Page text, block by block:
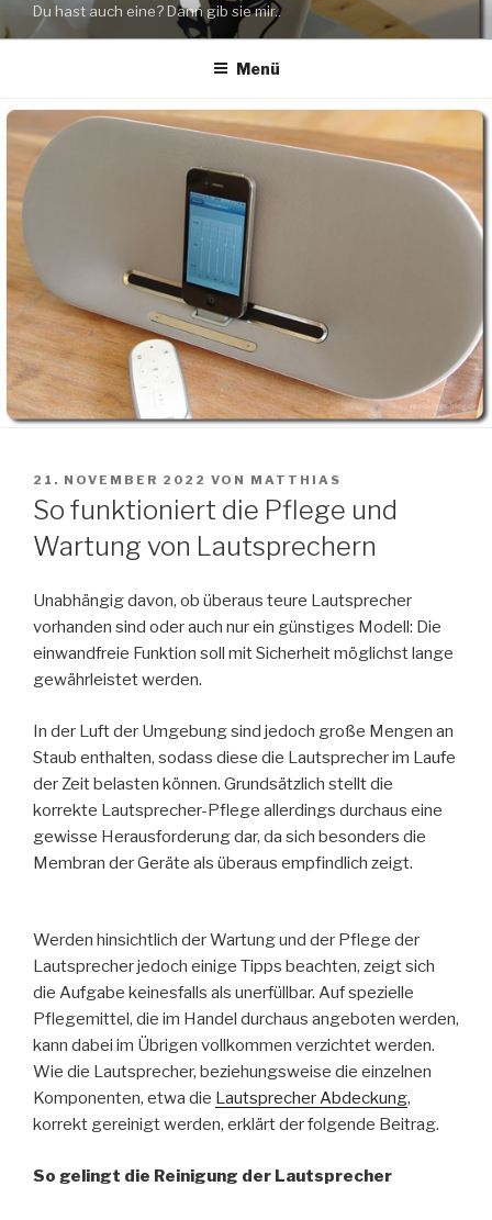
springenDu hast auch eine? Dann gib sie mir..
Menü
VERÖFFENTLICHT
AM
21. NOVEMBER 2022 VON MATTHIAS
So funktioniert die Pflege und
Wartung von Lautsprechern
Unabhängig davon, ob überaus teure Lautsprecher
vorhanden sind oder auch nur ein günstiges Modell: Die
einwandfreie Funktion soll mit Sicherheit möglichst lange
gewährleistet werden.
In der Luft der Umgebung sind jedoch große Mengen an
Staub enthalten, sodass diese die Lautsprecher im Laufe
der Zeit belasten können. Grundsätzlich stellt die
korrekte Lautsprecher-Pflege allerdings durchaus eine
gewisse Herausforderung dar, da sich besonders die
Membran der Geräte als überaus empfindlich zeigt.
Werden hinsichtlich der Wartung und der Pflege der
Lautsprecher jedoch einige Tipps beachten, zeigt sich
die Aufgabe keinesfalls als unerfüllbar. Auf spezielle
Pflegemittel, die im Handel durchaus angeboten werden,
kann dabei im Übrigen vollkommen verzichtet werden.
Wie die Lautsprecher, beziehungsweise die einzelnen
Komponenten, etwa die Lautsprecher Abdeckung,
korrekt gereinigt werden, erklärt der folgende Beitrag.
So gelingt die Reinigung der Lautsprecher